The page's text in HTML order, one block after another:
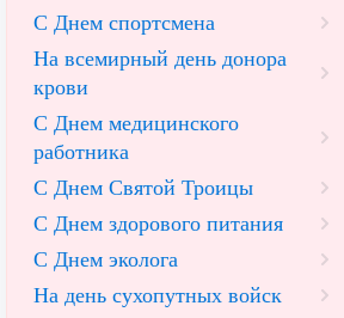
С Днем спортсмена
На всемирный день донора
крови
С Днем медицинского
работника
С Днем Святой Троицы
С Днем здорового питания
С Днем эколога
На день сухопутных войск